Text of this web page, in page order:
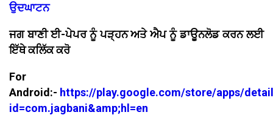
ਉਦਘਾਟਨ
ਜਗ ਬਾਣੀ ਈ-ਪੇਪਰ ਨੂੰ ਪੜ੍ਹਨ ਅਤੇ ਐਪ ਨੂੰ ਡਾਊਨਲੋਡ ਕਰਨ ਲਈ
ਇੱਥੇ ਕਲਿੱਕ ਕਰੋ
For
Android:- https://play.google.com/store/apps/
id=com.jagbani&amp;hl=en